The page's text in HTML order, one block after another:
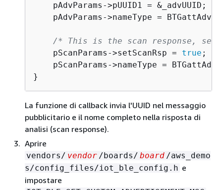
    pAdvParams->pUUID1 = &_advUUID;
pAdvParams->nameType =
/* This is the scan response,
    pScanParams->setScanRsp =
true ;
pScanParams->nameType =
}
La funzione di callback invia l'UUID nel messaggio
pubblicitario e il nome completo nella risposta di
analisi (scan response).
Aprire
vendors/ vendor /boards/ board /aws_demo
s/config_files/iot_ble_config.h e
impostare